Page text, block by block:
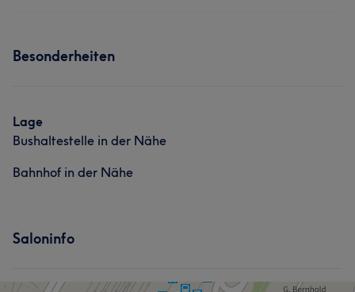
Besonderheiten
Lage
Bushaltestelle in der Nähe
Bahnhof in der Nähe
Saloninfo